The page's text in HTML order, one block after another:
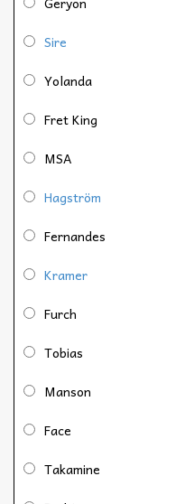
Sire
Yolanda
Fret King
MSA
Hagström
Fernandes
Kramer
Furch
Tobias
Manson
Face
Takamine